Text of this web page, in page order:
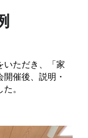
いただき、「家
催後、説明・
。